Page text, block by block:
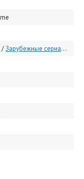
/Зарубежные сериалы